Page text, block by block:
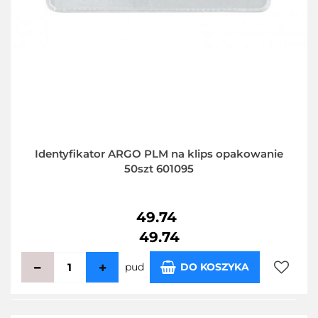
Identyfikator ARGO PLM na klips opakowanie
50szt 601095
49.74
49.74
pud DO KOSZYKA